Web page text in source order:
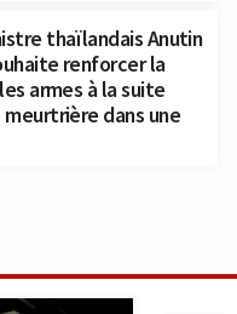
thaïlandais Anutin
renforcer la
armes à la suite
meurtrière dans une